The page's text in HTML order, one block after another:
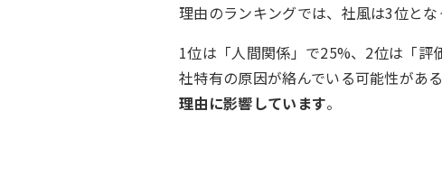
理由のランキングでは、社風は3位とな
1位は「人間関係」で25%、2位は「
社特有の原因が絡んでいる可能性がある
理由に影響しています。